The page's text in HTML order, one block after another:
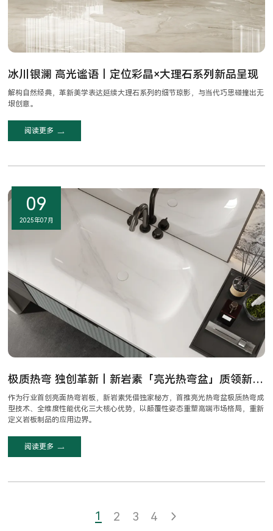
冰川银澜 高光谧语｜定位彩晶×大理石系列新品呈现
解构自然经典，革新美学表达延续大理石系列的细节琼影，与当代巧思碰撞出无
垠创意。
阅读更多
09
2025年07月
极质热弯 独创革新｜新岩素「亮光热弯盆」质领新标准
作为行业首创亮面热弯岩板，新岩素凭借独家秘方，首推亮光热弯盆极质热弯成
型技术、全维度性能优化三大核心优势，以颠覆性姿态重塑高端市场格局，重新
定义岩板制品的应用边界。
阅读更多
1 2 3 4